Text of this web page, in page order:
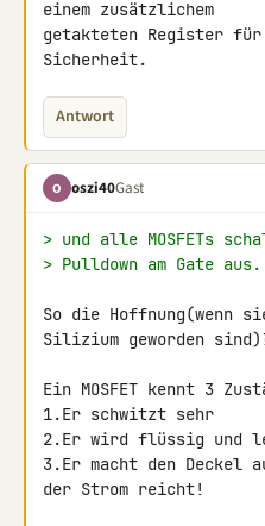
einem zusätzlichem
getakteten Register für
Sicherheit.
Antwort
O oszi40Gast
> und alle MOSFETs
> Pulldown am Gate aus.
So die Hoffnung(wenn
Silizium geworden
Ein MOSFET kennt 3
1.Er schwitzt sehr
2.Er wird flüssig und
3.Er macht den Deckel
der Strom reicht!